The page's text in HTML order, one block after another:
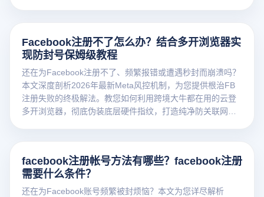
Facebook注册不了怎么办？结合多开浏览器实
现防封号保姆级教程
还在为Facebook注册不了、频繁报错或遭遇秒封而崩溃吗？
本文深度剖析2026年最新Meta风控机制，为您提供根治FB
注册失败的终极解法。教您如何利用跨境大牛都在用的云登
多开浏览器，彻底伪装底层硬件指纹，打造纯净防关联网络
facebook注册帐号方法有哪些？facebook注册
需要什么条件？
还在为Facebook账号频繁被封烦恼？本文为您详尽解析